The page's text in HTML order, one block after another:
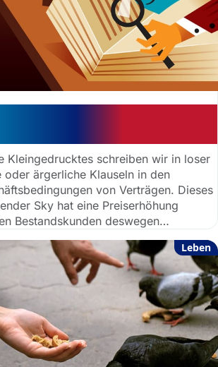
Kleingedrucktes schreiben wir in loser
oder ärgerliche Klauseln in den
von Verträgen. Dieses
Sky hat eine Preiserhöhung
Bestandskunden deswegen
Ein Blick in die AGBs des
Leben